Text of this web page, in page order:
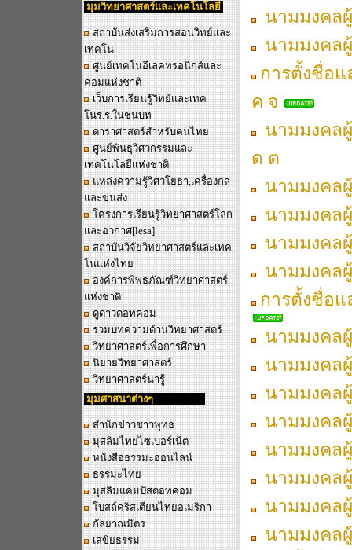
มุมวิทยาศาสตร์และเทคโนโลยี
สถาบันส่งเสริมการสอนวิทย์และ
เทคโน
ศูนย์เทคโนอีเลคทรอนิกส์และ
คอมแห่งชาติ
เว็บการเรียนรู้วิทย์และเทค
โนร.ร.ในชนบท
ดาราศาสตร์สำหรับคนไทย
ศูนย์พันธุวิศวกรรมและ
เทคโนโลยีแห่งชาติ
แหล่งความรู้วิศวโยธา,เครื่องกล
และขนส่ง
โครงการเรียนรู้วิทยาศาสตร์โลก
และอวกาศ[lesa]
สถาบันวิจัยวิทยาศาสตร์และเทค
โนแห่งไทย
องค์การพิพธภัณฑ์วิทยาศาสตร์
แห่งชาติ
ดูดาวดอทคอม
รวมบทความด้านวิทยาศาสตร์
วิทยาศาสตร์เพื่อการศึกษา
นิยายวิทยาศาสตร์
วิทยาศาสตร์น่ารู้
มุมศาสนาต่างๆ
สำนักข่าวชาวพุทธ
มุสลิมไทยไซเบอร์เน็ต
หนังสือธรรมะออนไลน์
ธรรมะไทย
มุสลิมแคมปัสดอทคอม
โบสถ์คริสเตียนไทยอเมริกา
กัลยาณมิตร
เสขิยธรรม
นามมงคล
นามมงคล
การตั้งชื่อ
ค จ
นามมงคล
ด ต
นามมงคล
นามมงคล
นามมงคล
นามมงคล
การตั้งชื่อแ
นามมงคล
นามมงคล
นามมงคล
นามมงคล
นามมงคล
นามมงคล
นามมงคล
นามมงคล